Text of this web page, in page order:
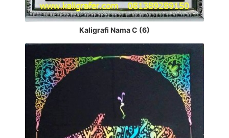
Kaligrafi Nama C (6)